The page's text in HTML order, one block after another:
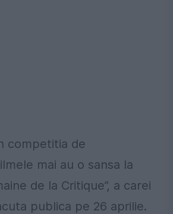
competitia de
mai au o sansa la
de la Critique”, a carei
publica pe 26 aprilie.